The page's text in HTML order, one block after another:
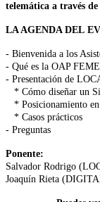
telemática a través
LA AGENDA DEL
- Bienvenida a los
- Qué es la OAP
- Presentación de
* Cómo diseñar un
* Posicionamiento
* Casos prácticos
- Preguntas
Ponente:
Salvador Rodrigo
Joaquín Rieta